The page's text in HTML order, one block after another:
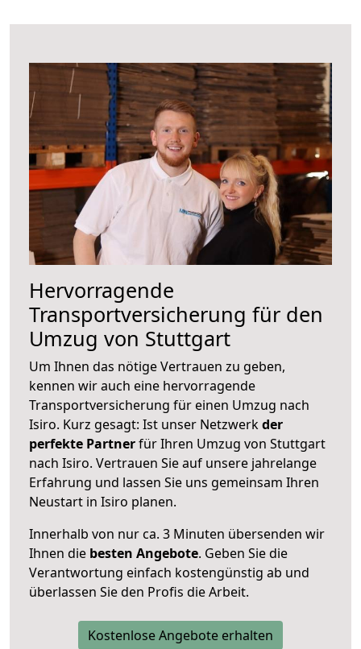
Hervorragende
Transportversicherung für den
Umzug von Stuttgart
Um Ihnen das nötige Vertrauen zu geben,
kennen wir auch eine hervorragende
Transportversicherung für einen Umzug nach
Isiro. Kurz gesagt: Ist unser Netzwerkder
perfekte Partnerfür Ihren Umzug von Stuttgart
nach Isiro. Vertrauen Sie auf unsere jahrelange
Erfahrung und lassen Sie uns gemeinsam Ihren
Neustart in Isiro planen.
Innerhalb von nur ca. 3 Minuten übersenden wir
Ihnen die besten Angebote. Geben Sie die
Verantwortung einfach kostengünstig ab und
überlassen Sie den Profis die Arbeit.
Kostenlose Angebote erhalten